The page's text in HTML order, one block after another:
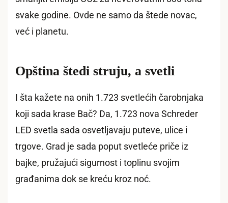
svake godine. Ovde ne samo da štede novac,
već i planetu.
Opština štedi struju, a svetli
I šta kažete na onih 1.723 svetlećih čarobnjaka
koji sada krase Bač? Da, 1.723 nova Schreder
LED svetla sada osvetljavaju puteve, ulice i
trgove. Grad je sada poput svetleće priče iz
bajke, pružajući sigurnost i toplinu svojim
građanima dok se kreću kroz noć.